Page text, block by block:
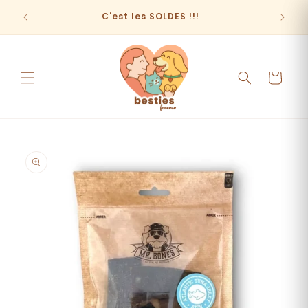
passer
contenu
C'est les SOLDES !!!
Panier
informations
produits